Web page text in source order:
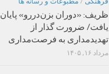
ظریف: «دوران بزن‌دررو» پایان
یافت/ ضرورت گذار از
تهدیدمداری به فرصت‌مداری
مرداد ۱۶, ۱۴۰۵